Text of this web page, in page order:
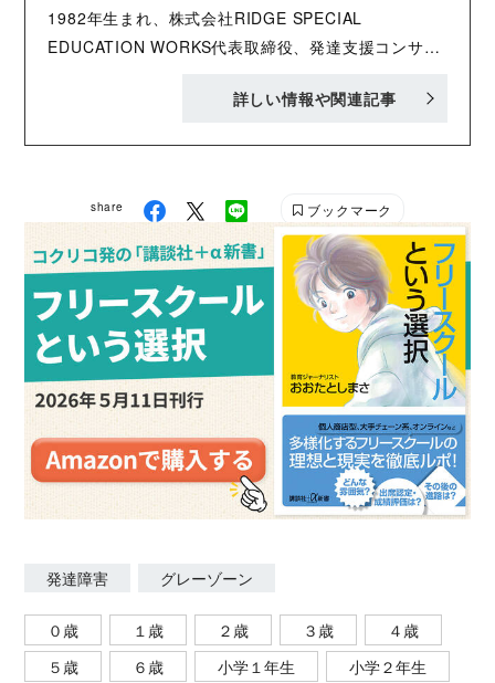
1982年生まれ、株式会社RIDGE SPECIAL
EDUCATION WORKS代表取締役、発達支援コンサル
発達障害がある人を支援する団体を立ち上げ、代表を
中学校・高等学校・特別支援学校の養護教諭むけの研
修なども担当する。直接の指導や支援会議への参加を
通じてこれまで2000人をこえる子どもの支援に関わ
り、センサリーツール「ふみおくん」の開発にも携わ
った。おもな著作に『発達障がいの子供を教えてほめ
るトレーニングBOOK』『小嶋悠紀の特別支援教育 究
極の指導システム1』(教育技術研究所)など。2023年3
月9日に『発達障害・グレーゾーンの子がグーンと伸
びた 声かけ・接し方大全 イライラ・不安・パニック
を減らす100のスキル』（講談社）を刊行。
詳しい情報や関連記事
share ブックマーク
発達障害 グレーゾーン
０歳 １歳 ２歳 ３歳
４歳
５歳
６歳 小学１年生
小学２年生